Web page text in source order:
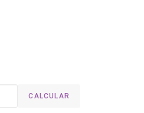
CALCULAR